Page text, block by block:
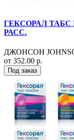
ГЕКСОРАЛ
РАСС.
ДЖОНСОН
от 352.00 р.
Под заказ